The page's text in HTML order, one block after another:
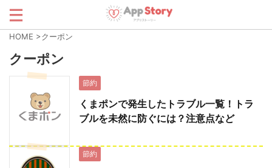
HOME >クーポン
クーポン
節約
くまポンで発生したトラブル一覧！トラ
ブルを未然に防ぐには？注意点など
節約